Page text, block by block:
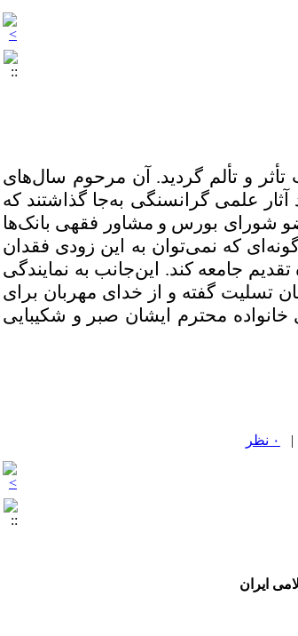
و تألم گردید. آن مرحوم سال‌های
علمی گرانسنگی به‌جا گذاشتند که
شورای بورس و مشاور فقهی بانک‌ها
که نمی‌توان به این زودی فقدان
جامعه کند. این‌جانب به نمایندگی
تسلیت گفته و از خدای مهربان برای
محترم ایشان صبر و شکیبایی
۰ نظر
ایران